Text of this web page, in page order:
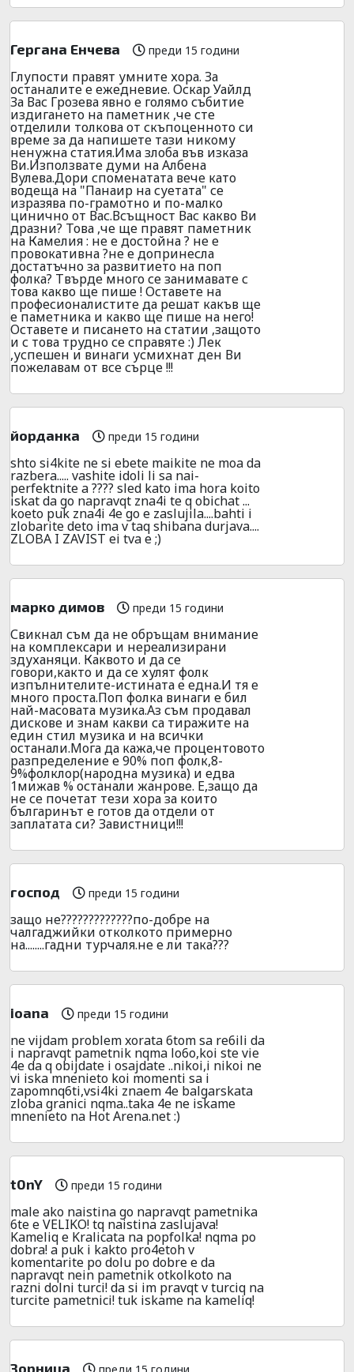
Гергана Енчева преди 15 години
Глупости правят умните хора. За
останалите е ежедневие. Оскар Уайлд
За Вас Грозева явно е голямо събитие
издигането на паметник ,че сте
отделили толкова от скъпоценното си
време за да напишете тази никому
ненужна статия.Има злоба във изказа
Ви.Използвате думи на Албена
Вулева.Дори споменатата вече като
водеща на "Панаир на суетата" се
изразява по-грамотно и по-малко
цинично от Вас.Всъщност Вас какво Ви
дразни? Това ,че ще правят паметник
на Камелия : не е достойна ? не е
провокативна ?не е допринесла
достатъчно за развитието на поп
фолка? Твърде много се занимавате с
това какво ще пише ! Оставете на
професионалистите да решат какъв ще
е паметника и какво ще пише на него!
Оставете и писането на статии ,защото
и с това трудно се справяте :) Лек
,успешен и винаги усмихнат ден Ви
пожелавам от все сърце !!!
йорданка преди 15 години
shto si4kite ne si ebete maikite ne moa da
razbera..... vashite idoli li sa nai-
perfektnite a ???? sled kato ima hora koito
iskat da go napravqt zna4i te q obichat ...
koeto puk zna4i 4e go e zaslujila....bahti i
zlobarite deto ima v taq shibana durjava....
ZLOBA I ZAVIST ei tva e ;)
марко димов преди 15 години
Свикнал съм да не обръщам внимание
на комплексари и нереализирани
здуханяци. Каквото и да се
говори,както и да се хулят фолк
изпълнителите-истината е една.И тя е
много проста.Поп фолка винаги е бил
най-масовата музика.Аз съм продавал
дискове и знам какви са тиражите на
един стил музика и на всички
останали.Мога да кажа,че процентовото
разпределение е 90% поп фолк,8-
9%фолклор(народна музика) и едва
1мижав % останали жанрове. Е,защо да
не се почетат тези хора за които
българинът е готов да отдели от
заплатата си? Завистници!!!
господ преди 15 години
защо не?????????????по-добре на
чалгаджийки отколкото примерно
на........гадни турчаля.не е ли така???
ioana преди 15 години
ne vijdam problem xorata 6tom sa re6ili da
i napravqt pametnik nqma lo6o,koi ste vie
4e da q obijdate i osajdate ..nikoi,i nikoi ne
vi iska mnenieto koi momenti sa i
zapomnq6ti,vsi4ki znaem 4e balgarskata
zloba granici nqma..taka 4e ne iskame
mnenieto na Hot Arena.net :)
t0nY преди 15 години
male ako naistina go napravqt pametnika
6te e VELIKO! tq naistina zaslujava!
Kameliq e Kralicata na popfolka! nqma po
dobra! a puk i kakto pro4etoh v
komentarite po dolu po dobre e da
napravqt nein pametnik otkolkoto na
razni dolni turci! da si im pravqt v turciq na
turcite pametnici! tuk iskame na kameliq!
Зорница